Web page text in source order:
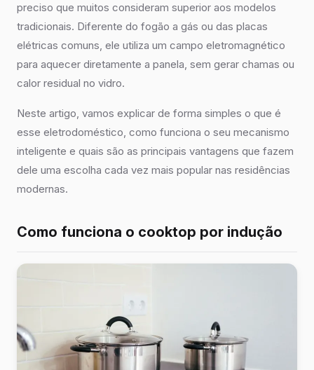
preciso que muitos consideram superior aos modelos
tradicionais. Diferente do fogão a gás ou das placas
elétricas comuns, ele utiliza um campo eletromagnético
para aquecer diretamente a panela, sem gerar chamas ou
calor residual no vidro.
Neste artigo, vamos explicar de forma simples o que é
esse eletrodoméstico, como funciona o seu mecanismo
inteligente e quais são as principais vantagens que fazem
dele uma escolha cada vez mais popular nas residências
modernas.
Como funciona o cooktop por indução